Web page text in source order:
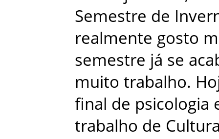
Semestre de
realmente gosto
semestre já se
muito trabalho.
final de psicologia
trabalho de